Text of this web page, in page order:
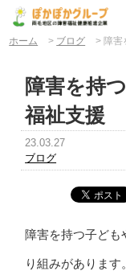
ホーム > ブログ > 障
障害を持
福祉支援
23.03.27
ブログ
障害を持つ子ど
り組みがありま